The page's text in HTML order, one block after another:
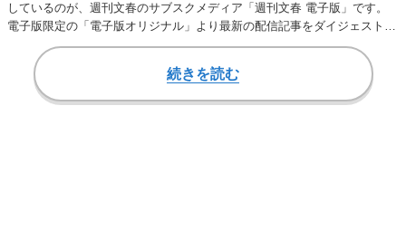
しているのが、週刊文春のサブスクメディア「週刊文春 電子版」です。
電子版限定の「電子版オリジナル」より最新の配信記事をダイジェストで
紹介します。筑波…
続きを読む